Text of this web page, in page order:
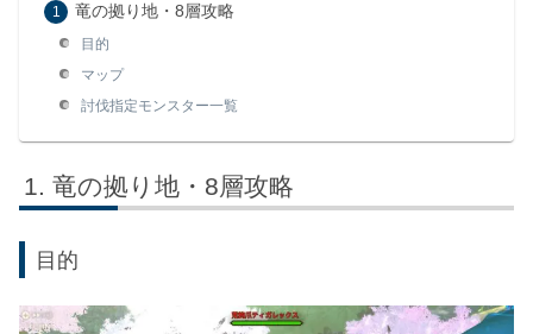
竜の拠り地・8層攻略
目的
マップ
討伐指定モンスター一覧
竜の拠り地・8層攻略
目的